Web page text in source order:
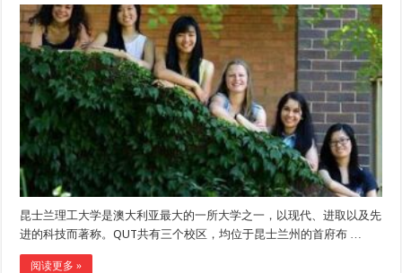
昆士兰理工大学是澳大利亚最大的一所大学之一，以现代、进取以及先
进的科技而著称。QUT共有三个校区，均位于昆士兰州的首府布 …
阅读更多 »